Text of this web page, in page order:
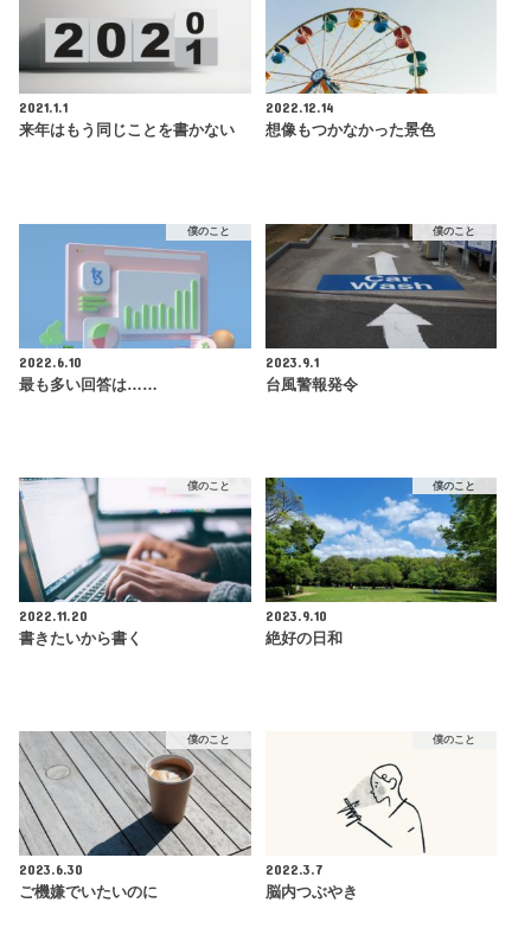
2021.1.1
来年はもう同じことを書かない
2022.12.14
想像もつかなかった景色
僕のこと
2022.6.10
最も多い回答は……
僕のこと
2023.9.1
台風警報発令
僕のこと
2022.11.20
書きたいから書く
僕のこと
2023.9.10
絶好の日和
僕のこと
2023.6.30
ご機嫌でいたいのに
僕のこと
2022.3.7
脳内つぶやき